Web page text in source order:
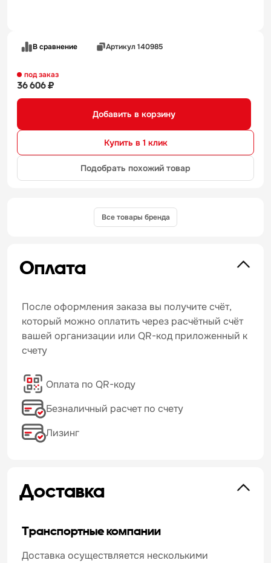
В сравнение Артикул 140985
под заказ
36 606 ₽
Добавить в корзину
Купить в 1 клик
Подобрать похожий товар
Все товары бренда
Оплата
После оформления заказа вы получите счёт,
который можно оплатить через расчётный счёт
вашей организации или QR-код приложенный к
счету
Оплата по QR-коду
Безналичный расчет по счету
Лизинг
Доставка
Транспортные компании
Доставка осуществляется несколькими